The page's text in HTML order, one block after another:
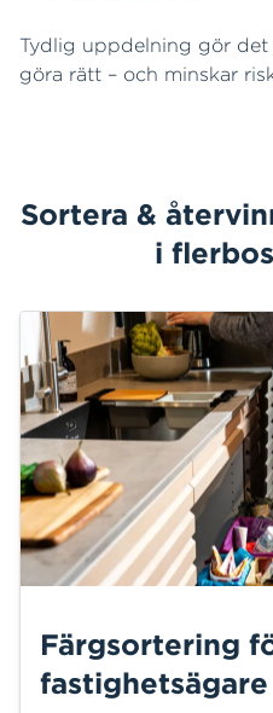
Tydlig uppdelning gör
göra rätt – och minskar
Sortera &
i
Färgsortering
fastighetsägare